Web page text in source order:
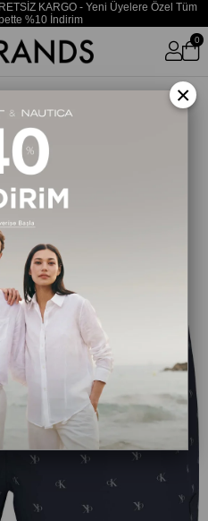
KARGO - Yeni Üyelere Özel Tüm
%10 İndirim
0
×